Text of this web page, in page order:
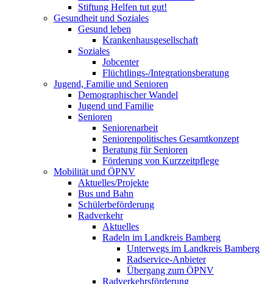
Stiftung Helfen tut gut!
Gesundheit und Soziales
Gesund leben
Krankenhausgesellschaft
Soziales
Jobcenter
Flüchtlings-/Integrationsberatung
Jugend, Familie und Senioren
Demographischer Wandel
Jugend und Familie
Senioren
Seniorenarbeit
Seniorenpolitisches Gesamtkonzept
Beratung für Senioren
Förderung von Kurzzeitpflege
Mobilität und ÖPNV
Aktuelles/Projekte
Bus und Bahn
Schülerbeförderung
Radverkehr
Aktuelles
Radeln im Landkreis Bamberg
Unterwegs im Landkreis Bamberg
Radservice-Anbieter
Übergang zum ÖPNV
Radverkehrsförderung